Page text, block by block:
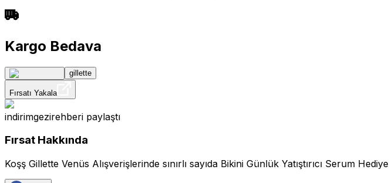
Kargo Bedava
gillette
Fırsatı Yakala
indirimgezirehberi paylaştı
Fırsat Hakkında
Koşş Gillette Venüs Alışverişlerinde sınırlı sayıda Bikini Günlük Yatıştırıcı Serum Hediye